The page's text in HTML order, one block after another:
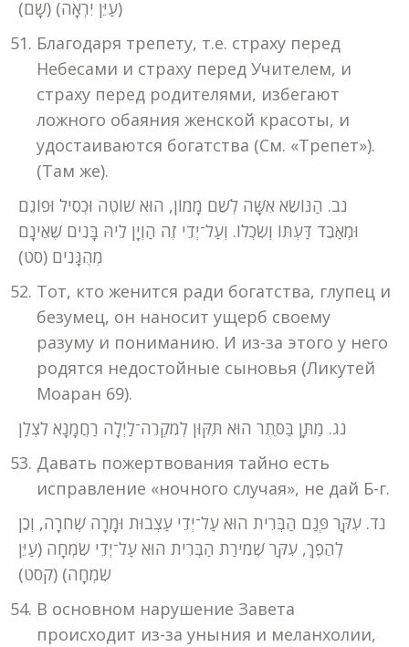
(עַיֵּן יִרְאָה) (שָׁם)
Благодаря трепету, т.е. страху перед
Небесами и страху перед Учителем, и
страху перед родителями, избегают
ложного обаяния женской красоты, и
удостаиваются богатства (См. «Трепет»).
(Там же).
נב. הַנּוֹשֵׂא אִשָּׁה לְשֵׁם מָמוֹן, הוּא שׁוֹטֶה וּכְסִיל וּפוֹגֵם
וּמְאַבֵּד דַּעְתּוֹ וְשִׂכְלוֹ. וְעַל־יְדֵי זֶה הַוְיָן לֵיהּ בָּנִים שֶׁאֵינָם
מְהֻגָּנִים (סט)
Тот, кто женится ради богатства, глупец и
безумец, он наносит ущерб своему
разуму и пониманию. И из-за этого у него
родятся недостойные сыновья (Ликутей
Моаран 69).
נג. מַתָּן בַּסֵּתֶר הוּא תִּקּוּן לְמִקְרֵה־לַיְלָה רַחֲמָנָא לִצְלַן
Давать пожертвования тайно есть
исправление «ночного случая», не дай Б-г.
נד. עִקַּר פְּגַם הַבְּרִית הוּא עַל־יְדֵי עַצְבוּת וּמָרָה שְׁחֹרָה, וְכֵן
לְהֵפֶךְ, עִקַּר שְׁמִירַת הַבְּרִית הוּא עַל־יְדֵי שִׂמְחָה (עַיֵּן
שִׂמְחָה) (קסט)
В основном нарушение Завета
происходит из-за уныния и меланхолии,